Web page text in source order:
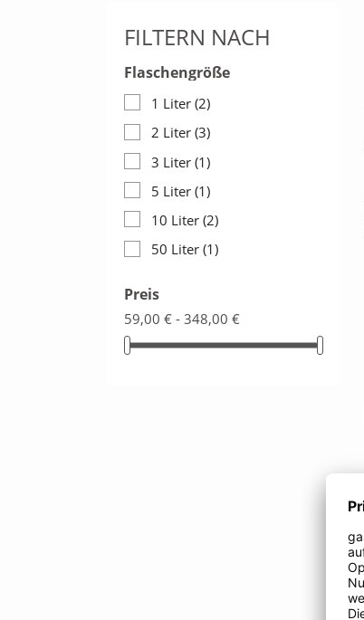
FILTERN NACH
Flaschengröße
1 Liter (2)
2 Liter (3)
3 Liter (1)
5 Liter (1)
10 Liter (2)
50 Liter (1)
Preis
59,00 € - 348,00 €